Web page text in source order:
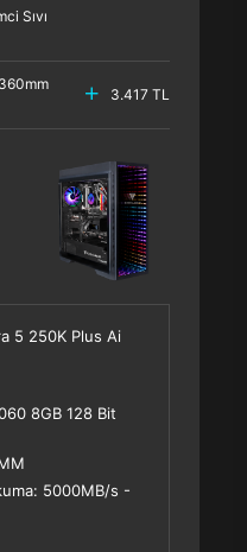
Sıvı
3.417 TL
5 250K Plus Ai
8GB 128 Bit
5000MB/s -